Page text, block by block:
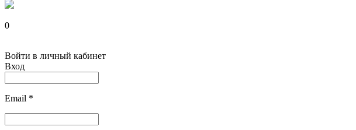
0
Войти в личный кабинет
Вход
Email *